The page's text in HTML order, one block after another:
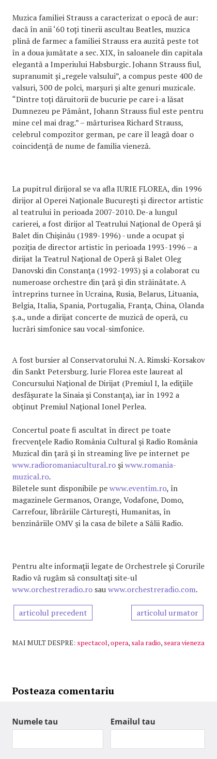
Muzica familiei Strauss a caracterizat o epocă de aur:
dacă în anii ‘60 toți tinerii ascultau Beatles, muzica
plină de farmec a familiei Strauss era auzită peste tot
în a doua jumătate a sec. XIX, în saloanele din capitala
elegantă a Imperiului Habsburgic. Johann Strauss fiul,
supranumit și „regele valsului”, a compus peste 400 de
valsuri, 300 de polci, marșuri și alte genuri muzicale.
“Dintre toți dăruitorii de bucurie pe care i-a lăsat
Dumnezeu pe Pământ, Johann Strauss fiul este pentru
mine cel mai drag.” – mărturisea Richard Strauss,
celebrul compozitor german, pe care îl leagă doar o
coincidență de nume de familia vieneză.
La pupitrul dirijoral se va afla IURIE FLOREA, din 1996
dirijor al Operei Naţionale Bucureşti și director artistic
al teatrului în perioada 2007-2010. De-a lungul
carierei, a fost dirijor al Teatrului Naţional de Operă şi
Balet din Chişinău (1989-1996) - unde a ocupat și
poziția de director artistic în perioada 1993-1996 – a
dirijat la Teatrul Naţional de Operă şi Balet Oleg
Danovski din Constanţa (1992-1993) şi a colaborat cu
numeroase orchestre din ţară şi din străinătate. A
întreprins turnee în Ucraina, Rusia, Belarus, Lituania,
Belgia, Italia, Spania, Portugalia, Franţa, China, Olanda
ș.a., unde a dirijat concerte de muzică de operă, cu
lucrări simfonice sau vocal-simfonice.
A fost bursier al Conservatorului N. A. Rimski-Korsakov
din Sankt Petersburg. Iurie Florea este laureat al
Concursului Naţional de Dirijat (Premiul I, la ediţiile
desfăşurate la Sinaia şi Constanţa), iar în 1992 a
obţinut Premiul Naţional Ionel Perlea.
Concertul poate fi ascultat în direct pe toate
frecvenţele Radio România Cultural şi Radio România
Muzical din ţară şi în streaming live pe internet pe
www.radioromaniacultural.roşiwww.romania-
muzical.ro.
Biletele sunt disponibile pewww.eventim.ro, în
magazinele Germanos, Orange, Vodafone, Domo,
Carrefour, librăriile Cărtureşti, Humanitas, în
benzinăriile OMV şi la casa de bilete a Sălii Radio.
Pentru alte informaţii legate de Orchestrele şi Corurile
Radio vă rugăm să consultaţi site-ul
www.orchestreradio.ro sauwww.orchestreradio.com.
articolul precedent articolul urmator
MAI MULT DESPRE: spectacol,opera, sala radio, seara vieneza
Posteaza comentariu
Numele tau Emailul tau